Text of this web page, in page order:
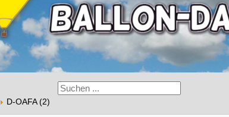
D-OAFA (2)